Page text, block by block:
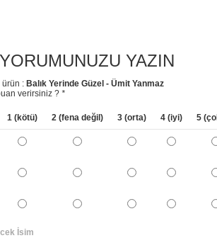
YAZIN
ürün : Balık Yerinde Güzel - Ümit Yanmaz
verirsiniz ? *
1 (kötü) 2 (fena değil) 3 (orta) 4 (iyi) 5
İsim